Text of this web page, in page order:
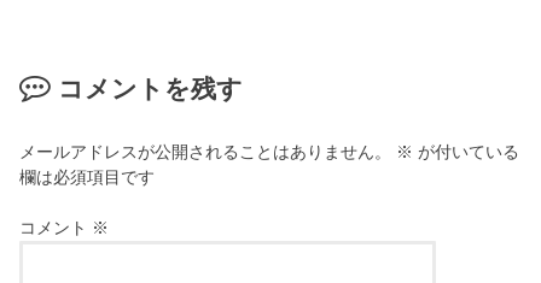
コメントを残す
メールアドレスが公開されることはありません。 ※ が付いている
欄は必須項目です
コメント ※